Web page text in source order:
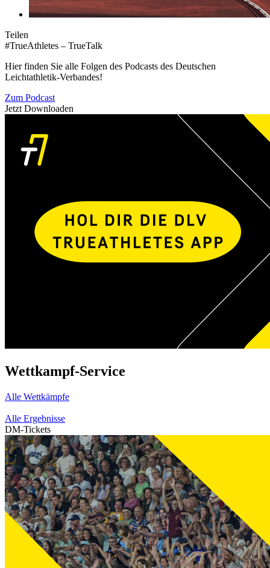
Teilen
#TrueAthletes – TrueTalk
Hier finden Sie alle Folgen des Podcasts des Deutschen
Leichtathletik-Verbandes!
Zum Podcast
Jetzt Downloaden
Wettkampf-Service
Alle Wettkämpfe
Alle Ergebnisse
DM-Tickets